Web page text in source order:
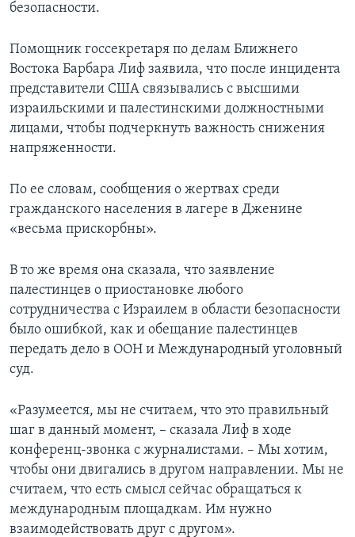
безопасности.
Помощник госсекретаря по делам Ближнего
Востока Барбара Лиф заявила, что после инцидента
представители США связывались с высшими
израильскими и палестинскими должностными
лицами, чтобы подчеркнуть важность снижения
напряженности.
По ее словам, сообщения о жертвах среди
гражданского населения в лагере в Дженине
«весьма прискорбны».
В то же время она сказала, что заявление
палестинцев о приостановке любого
сотрудничества с Израилем в области безопасности
было ошибкой, как и обещание палестинцев
передать дело в ООН и Международный уголовный
суд.
«Разумеется, мы не считаем, что это правильный
шаг в данный момент, – сказала Лиф в ходе
конференц-звонка с журналистами. – Мы хотим,
чтобы они двигались в другом направлении. Мы не
считаем, что есть смысл сейчас обращаться к
международным площадкам. Им нужно
взаимодействовать друг с другом».